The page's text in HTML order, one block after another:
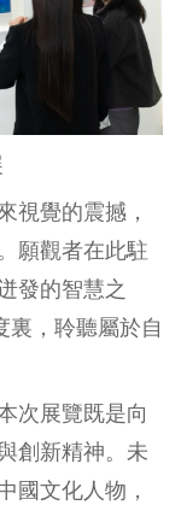
視覺的震撼，
願觀者在此駐
發的智慧之
裏，聆聽屬於自
次展覽既是向
創新精神。未
國文化人物，